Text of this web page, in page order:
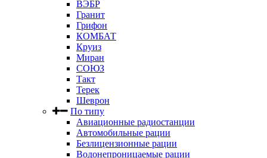
ВЭБР
Гранит
Грифон
КОМБАТ
Круиз
Миран
СОЮЗ
Такт
Терек
Шеврон
По типу
Авиационные радиостанции
Автомобильные рации
Безлицензионные рации
Водонепроницаемые рации